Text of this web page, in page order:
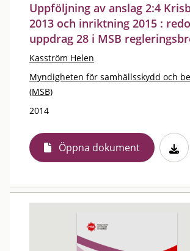
Uppföljning av anslag 2:4
2013 och inriktning 2015 :
uppdrag 28 i MSB
Kasström Helen
Myndigheten för samhällsskydd och
(MSB)
2014
Öppna dokument